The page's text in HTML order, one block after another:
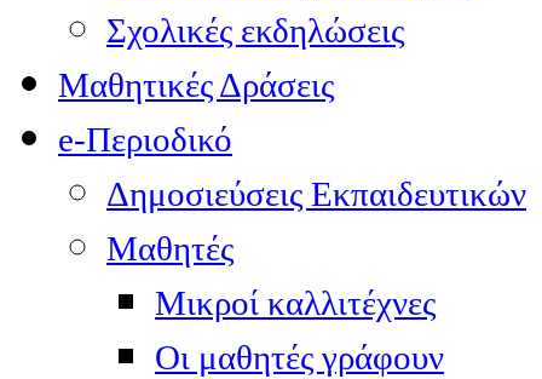
Σχολικές εκδηλώσεις
Μαθητικές Δράσεις
e-Περιοδικό
Δημοσιεύσεις Εκπαιδευτικών
Μαθητές
Μικροί καλλιτέχνες
Οι μαθητές γράφουν